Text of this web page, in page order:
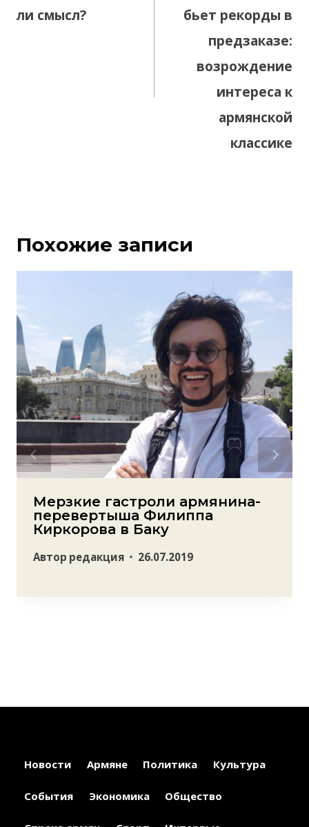
ли смысл?
бьет рекорды в
предзаказе:
возрождение
интереса к
армянской
классике
Похожие записи
Мерзкие гастроли армянина-
перевертыша Филиппа
Киркорова в Баку
Автор редакция 26.07.2019
Новости Армяне Политика Культура
События Экономика Общество